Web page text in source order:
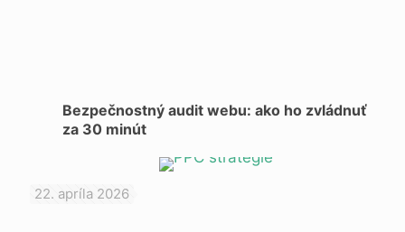
Bezpečnostný audit webu: ako ho zvládnuť
za 30 minút
22. apríla 2026